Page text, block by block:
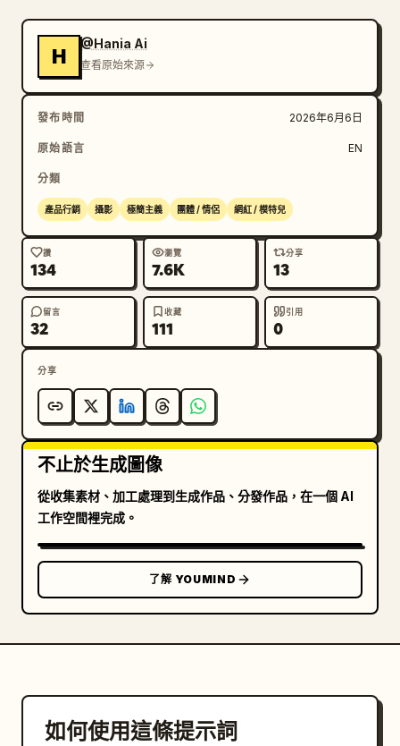
誌、無浮水印。
可自訂細節：使用
臉部以柔和灰色矩形模糊遮罩遮蓋的年輕情侶 、
黑色西裝外套搭配白色內搭上衣與黑色長褲
、
開領白色襯衫搭配黑色長褲
。
H
@Hania Ai
查看原始來源
發布時間 2026年6月6日
原始語言 EN
分類
產品行銷 攝影 極簡主義 團體 / 情侶 網紅 / 模特兒
讚
134
瀏覽
7.6K
分享
13
留言
32
收藏
111
引用
0
分享
不止於生成圖像
從收集素材、加工處理到生成作品、分發作品，在一個 AI
工作空間裡完成。
了解 YOUMIND
如何使用這條提示詞